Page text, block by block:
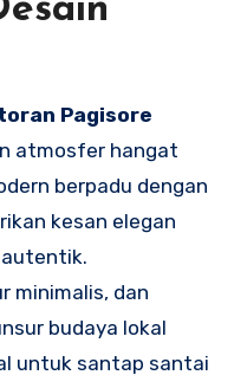
Pagisore
atmosfer hangat
berpadu dengan
kesan elegan
minimalis, dan
budaya lokal
untuk santap santai